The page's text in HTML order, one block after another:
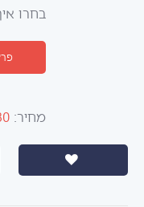
בחרו
מחיר: